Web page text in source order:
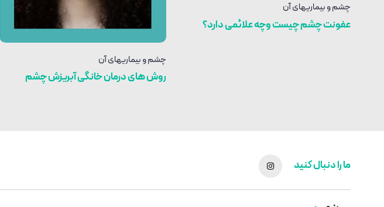
چشم و بیماریهای آن
عفونت چشم چیست وچه علائمی دارد؟
چشم و بیماریهای آن
روش های درمان خانگی آبریزش چشم
ما را دنبال کنید